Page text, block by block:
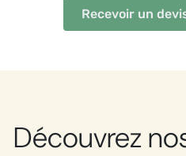
Recevoir un
Découvrez